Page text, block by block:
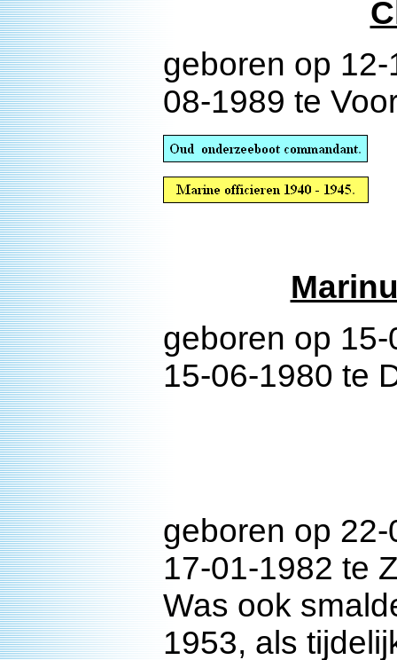
geboren op
08-1989 te
geboren op
15-06-1980 te
geboren op
17-01-1982 te
Was ook
1953, als